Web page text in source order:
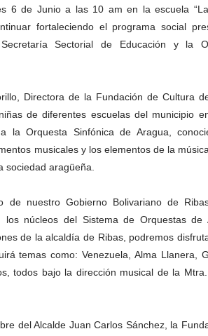
6 de Junio a las 10 am en la escuela “La
fortaleciendo el programa social
Sectorial de Educación y la
Directora de la Fundación de Cultura
de diferentes escuelas del municipio
la Orquesta Sinfónica de Aragua,
musicales y los elementos de la
sociedad aragüeña.
de nuestro Gobierno Bolivariano de
núcleos del Sistema de Orquestas de
de la alcaldía de Ribas, podremos
temas como: Venezuela, Alma Llanera,
todos bajo la dirección musical de la
del Alcalde Juan Carlos Sánchez, la